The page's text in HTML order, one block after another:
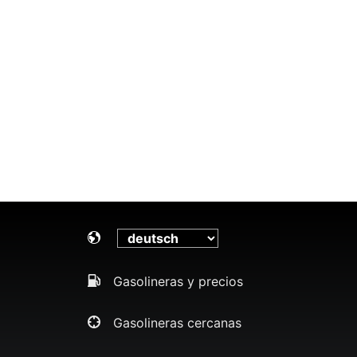
Gasolineras y precios
Gasolineras cercanas